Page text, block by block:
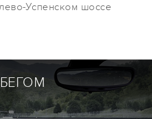
Успенском шоссе